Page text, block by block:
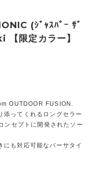
(ｼﾞｬｽﾊﾟｰ ｻﾞ
限定カラー】
OUTDOOR FUSION.
添ってくれるロングセラー
ンセプトに開発されたソー
にも対応可能なバーサタイ